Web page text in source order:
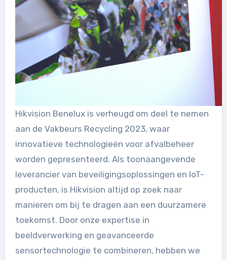
Hikvision Benelux is verheugd om deel te nemen
aan de Vakbeurs Recycling 2023, waar
innovatieve technologieën voor afvalbeheer
worden gepresenteerd. Als toonaangevende
leverancier van beveiligingsoplossingen en IoT-
producten, is Hikvision altijd op zoek naar
manieren om bij te dragen aan een duurzamere
toekomst. Door onze expertise in
beeldverwerking en geavanceerde
sensortechnologie te combineren, hebben we